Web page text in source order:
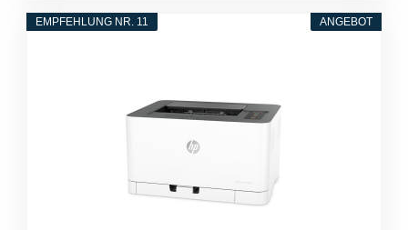
ANGEBOT
EMPFEHLUNG NR. 11